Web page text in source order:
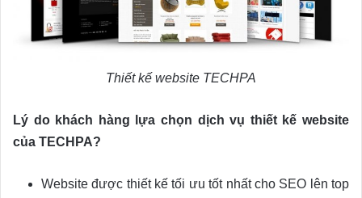
Thiết kế website TECHPA
Lý do khách hàng lựa chọn dịch vụ thiết kế website
của TECHPA?
Website được thiết kế tối ưu tốt nhất cho SEO lên top